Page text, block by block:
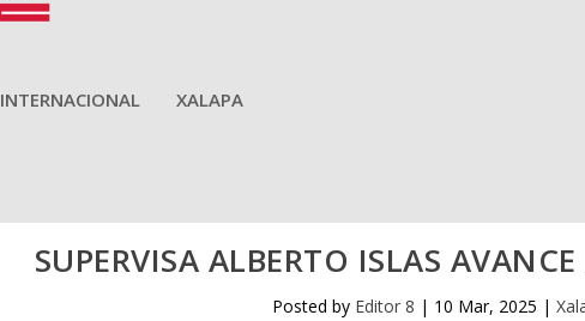
INTERNACIONAL XALAPA
SUPERVISA ALBERTO ISLAS
Posted by Editor 8 | 10 Mar, 2025 |